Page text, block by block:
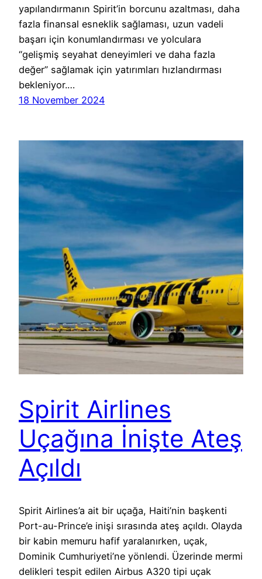
yapılandırmanın Spirit’in borcunu azaltması, daha
fazla finansal esneklik sağlaması, uzun vadeli
başarı için konumlandırması ve yolculara
“gelişmiş seyahat deneyimleri ve daha fazla
değer” sağlamak için yatırımları hızlandırması
bekleniyor.…
18 November 2024
Spirit Airlines
Uçağına İnişte Ateş
Açıldı
Spirit Airlines’a ait bir uçağa, Haiti’nin başkenti
Port-au-Prince’e inişi sırasında ateş açıldı. Olayda
bir kabin memuru hafif yaralanırken, uçak,
Dominik Cumhuriyeti’ne yönlendi. Üzerinde mermi
delikleri tespit edilen Airbus A320 tipi uçak